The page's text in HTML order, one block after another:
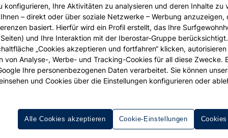
URLAUB
mit Freunden:
Reiseziele
unvergesslichen
machen? Ein
konfigurieren, Ihre Aktivitäten zu analysieren und deren Inhalte zu
– direkt oder über soziale Netzwerke – Werbung anzuzeigen,
basiert. Hierfür wird ein Profil erstellt, das Ihre
und Ihre Interaktion mit der Iberostar-Gruppe berücksichtigt.
„Cookies akzeptieren und fortfahren“ klicken, autorisieren
von Analyse-, Werbe- und Tracking-Cookies für all diese Zwecke.
Ihre personenbezogenen Daten verarbeitet. Sie können
und Cookies über die Einstellungen konfigurieren oder
Cookie-Einstellungen
Alle Cookies akzeptieren